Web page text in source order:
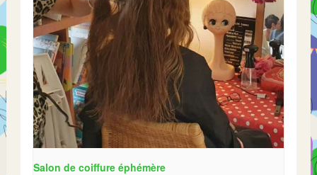
Salon de coiffure éphémère